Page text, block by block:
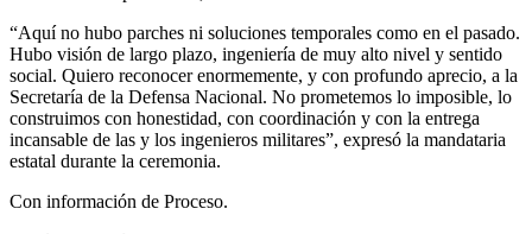
“Aquí no hubo parches ni soluciones temporales como en el pasado.
Hubo visión de largo plazo, ingeniería de muy alto nivel y sentido
social. Quiero reconocer enormemente, y con profundo aprecio, a la
Secretaría de la Defensa Nacional. No prometemos lo imposible, lo
construimos con honestidad, con coordinación y con la entrega
incansable de las y los ingenieros militares”, expresó la mandataria
estatal durante la ceremonia.
Con información de Proceso.